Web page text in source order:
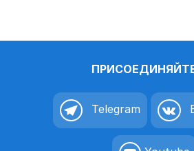
Telegram